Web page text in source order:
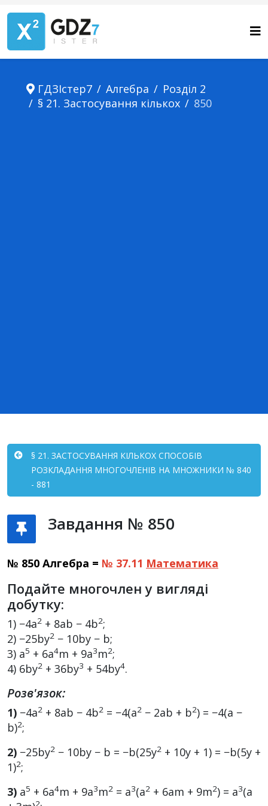
ГДЗІстер7 Алгебра
Розділ 2
§ 21. Застосування кількох
850
§ 21. ЗАСТОСУВАННЯ КІЛЬКОХ СПОСОБІВ
РОЗКЛАДАННЯ МНОГОЧЛЕНІВ НА МНОЖНИКИ № 840
- 881
Завдання № 850
№ 850 Алгебра = № 37.11 Математика
Подайте многочлен у вигляді
добутку:
1) −4a2 + 8ab − 4b2;
2) −25by2 − 10by − b;
3) a5 + 6a4m + 9a3m2;
4) 6by2 + 36by3 + 54by4.
Розв'язок:
1) −4a2 + 8ab − 4b2 = −4(a2 − 2ab + b2) = −4(a −
b)2;
2) −25by2 − 10by − b = −b(25y2 + 10y + 1) = −b(5y +
1)2;
3) a5 + 6a4m + 9a3m2 = a3(a2 + 6am + 9m2) = a3(a
2